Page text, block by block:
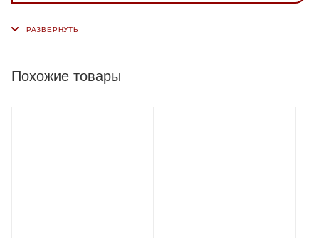
Похожие товары